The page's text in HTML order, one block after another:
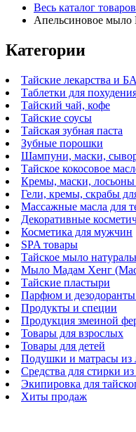
Весь каталог товаров
Апельсиновое
Категории
Тайские лекарства и
Таблетки для
Тайский чай, кофе
Тайские соусы
Тайская зубная паста
Зубные порошки
Шампуни, маски,
Тайское кокосовое
Кремы, маски, лосьоны
Гели, кремы, скрабы
Массажные масла для
Декоративные
Косметика для мужчин
SPA товары
Тайское мыло
Мыло Мадам Хенг
Тайские пластыри
Парфюм и
Продукты и специи
Продукция змеиной
Товары для взрослых
Товары для детей
Подушки и матрасы из
Средства для стирки
Экипировка для
Хиты продаж